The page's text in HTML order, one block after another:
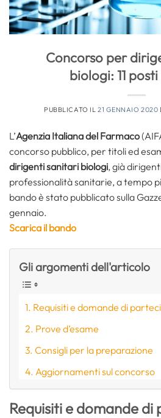
Concorso per
biologi: 11
PUBBLICATO IL 21 GENNAIO 2020
L’Agenzia Italiana del Farmaco
concorso pubblico, per titoli ed
dirigenti sanitari biologi, già
professionalità sanitarie, a tempo
bando è stato pubblicato sulla
gennaio.
Scarica il bando
Gli argomenti dell'articolo
Requisiti e domande di
Prove d’esame
Consigli per la preparazione
Aggiornamenti sul concorso
Requisiti e domande